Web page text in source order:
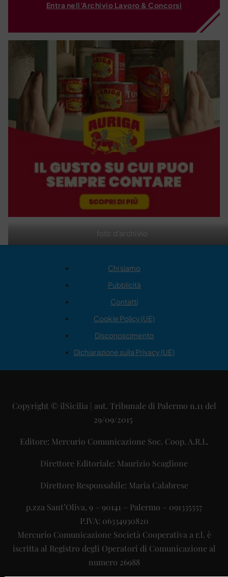
foto d'archivio
Entra nell'Archivio Lavoro & Concorsi
Chi siamo
Pubblicità
Contatti
Cookie Policy (UE)
Disconoscimento
Dichiarazione sulla Privacy (UE)
Copyright © ilSicilia | aut. Tribunale di Palermo n.11 del
29/09/2015
Editore: Mercurio Comunicazione Soc. Coop. A.R.L.
Direttore Editoriale: Maurizio Scaglione
Direttore Responsabile: Maria Calabrese
p.zza Sant’Oliva, 9 – 90141 – Palermo – 091335557
P.IVA: 06334930820
Mercurio Comunicazione Società Cooperativa a r.l. è
iscritta al Registro degli Operatori di Comunicazione al
numero 26988